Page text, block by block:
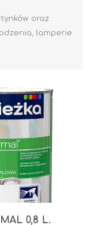
I PODKŁADY
oraz
lamperie
0,8 L.